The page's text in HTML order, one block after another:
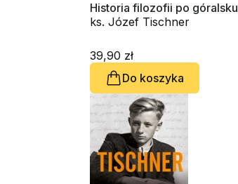
Historia filozofii po góralsku
ks. Józef Tischner
39,90 zł
Do koszyka